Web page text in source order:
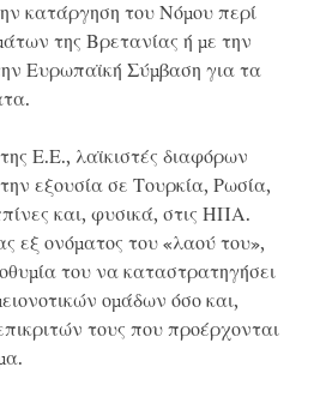
κατάργηση του Νόμου περί
της Βρετανίας ή με την
Ευρωπαϊκή Σύμβαση για τα
Ε.Ε., λαϊκιστές διαφόρων
εξουσία σε Τουρκία, Ρωσία,
και, φυσικά, στις ΗΠΑ.
εξ ονόματος του «λαού του»,
του να καταστρατηγήσει
ομάδων όσο και,
τους που προέρχονται